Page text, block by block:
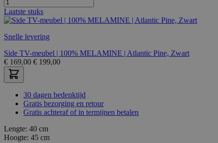
Laatste stuks
Snelle levering
Side TV-meubel | 100% MELAMINE | Atlantic Pine, Zwart
€ 169,00 € 199,00
30 dagen bedenktijd
Gratis bezorging en retour
Gratis achteraf of in termijnen betalen
Lengte: 40 cm
Hoogte: 45 cm